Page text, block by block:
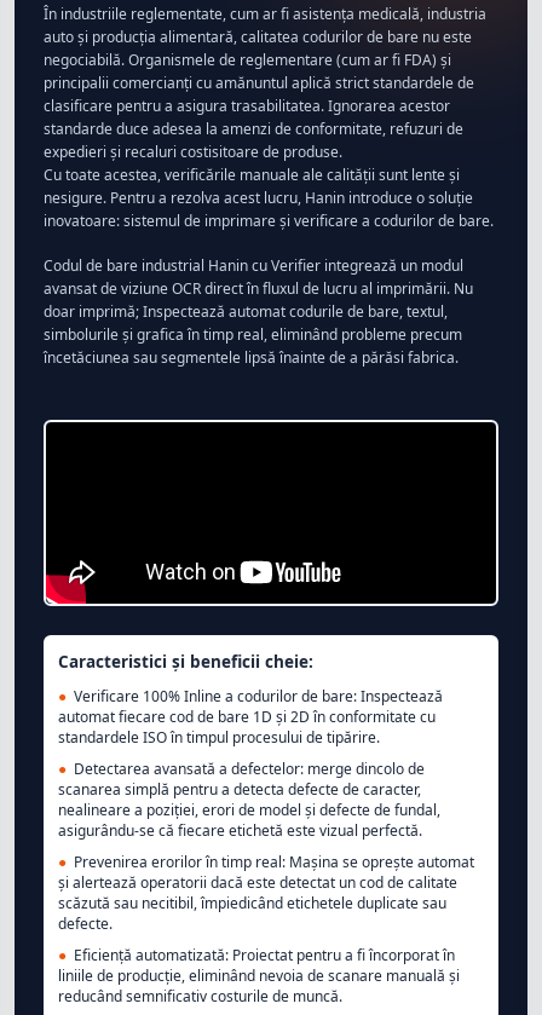
În industriile reglementate, cum ar fi asistența medicală, industria
auto și producția alimentară, calitatea codurilor de bare nu este
negociabilă. Organismele de reglementare (cum ar fi FDA) și
principalii comercianți cu amănuntul aplică strict standardele de
clasificare pentru a asigura trasabilitatea. Ignorarea acestor
standarde duce adesea la amenzi de conformitate, refuzuri de
expedieri și recaluri costisitoare de produse.
Cu toate acestea, verificările manuale ale calității sunt lente și
nesigure. Pentru a rezolva acest lucru, Hanin introduce o soluție
inovatoare: sistemul de imprimare și verificare a codurilor de bare.
Codul de bare industrial Hanin cu Verifier integrează un modul
avansat de viziune OCR direct în fluxul de lucru al imprimării. Nu
doar imprimă; Inspectează automat codurile de bare, textul,
simbolurile și grafica în timp real, eliminând probleme precum
încetăciunea sau segmentele lipsă înainte de a părăsi fabrica.
Caracteristici și beneficii cheie:
● Verificare 100% Inline a codurilor de bare: Inspectează
automat fiecare cod de bare 1D și 2D în conformitate cu
standardele ISO în timpul procesului de tipărire.
● Detectarea avansată a defectelor: merge dincolo de
scanarea simplă pentru a detecta defecte de caracter,
nealineare a poziției, erori de model și defecte de fundal,
asigurându-se că fiecare etichetă este vizual perfectă.
● Prevenirea erorilor în timp real: Mașina se oprește automat
și alertează operatorii dacă este detectat un cod de calitate
scăzută sau necitibil, împiedicând etichetele duplicate sau
defecte.
● Eficiență automatizată: Proiectat pentru a fi încorporat în
liniile de producție, eliminând nevoia de scanare manuală și
reducând semnificativ costurile de muncă.